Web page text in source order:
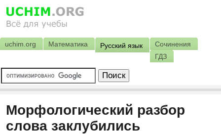
uchim.org Математика Русский язык
Сочинения
ГДЗ
Морфологический разбор
слова заклубились